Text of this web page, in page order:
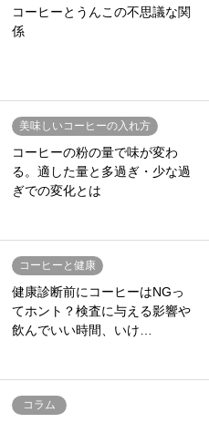
コーヒーとうんこの不思議な関
係
美味しいコーヒーの入れ方
コーヒーの粉の量で味が変わ
る。適した量と多過ぎ・少な過
ぎでの変化とは
コーヒーと健康
健康診断前にコーヒーはNGっ
てホント？検査に与える影響や
飲んでいい時間、いけ…
コラム